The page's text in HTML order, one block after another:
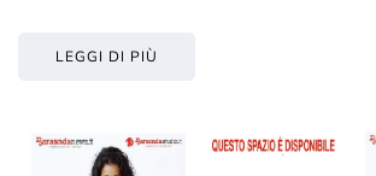
LEGGI DI PIÙ